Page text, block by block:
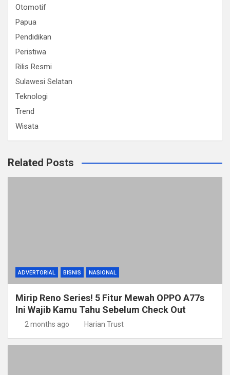
Otomotif
Papua
Pendidikan
Peristiwa
Rilis Resmi
Sulawesi Selatan
Teknologi
Trend
Wisata
Related Posts
ADVERTORIAL BISNIS NASIONAL
Mirip Reno Series! 5 Fitur Mewah OPPO A77s
Ini Wajib Kamu Tahu Sebelum Check Out
2 months ago Harian Trust